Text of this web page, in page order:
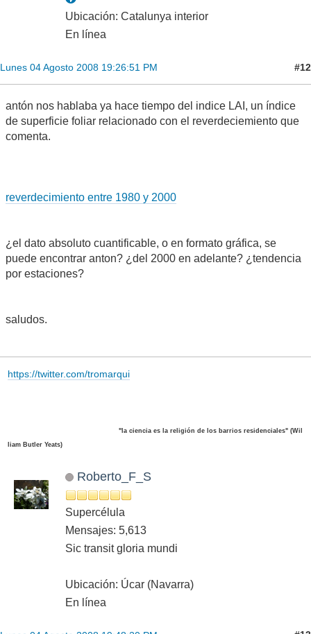
Ubicación: Catalunya interior
En línea
Lunes 04 Agosto 2008 19:26:51 PM #12
antón nos hablaba ya hace tiempo del indice LAI, un índice
de superficie foliar relacionado con el reverdeciemiento que
comenta.
reverdecimiento entre 1980 y 2000
¿el dato absoluto cuantificable, o en formato gráfica, se
puede encontrar anton? ¿del 2000 en adelante? ¿tendencia
por estaciones?
saludos.
https://twitter.com/tromarqui
"la ciencia es la religión de los barrios residenciales" (Wil
liam Butler Yeats)
Roberto_F_S
Supercélula
Mensajes: 5,613
Sic transit gloria mundi
Ubicación: Úcar (Navarra)
En línea